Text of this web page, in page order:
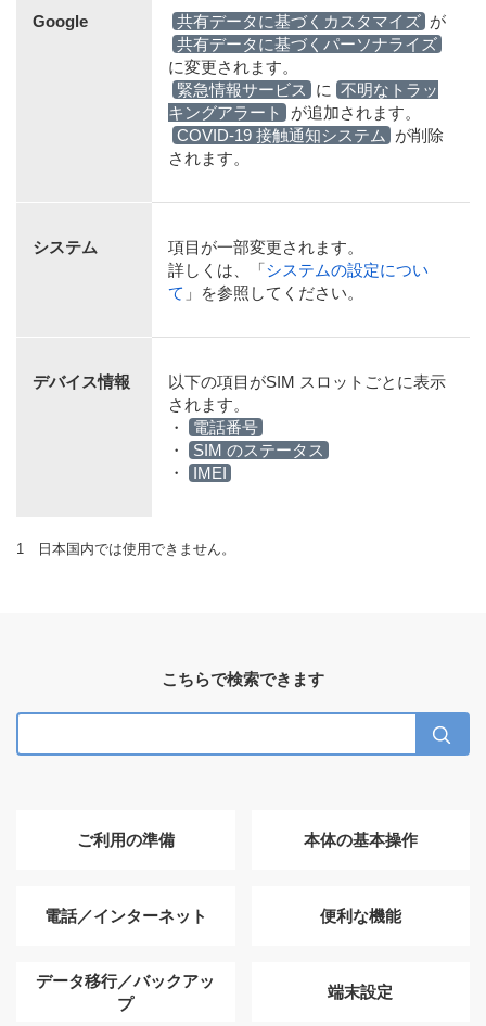
Google 共有データに基づくカスタマイズ が
共有データに基づくパーソナライズ
に変更されます。
緊急情報サービス
に 不明なトラッ
キングアラート
が追加されます。
COVID-19 接触通知システム
が削除
されます。
システム
項目が一部変更されます。
詳しくは、「システムの設定につい
て 」を参照してください。
デバイス情報
以下の項目がSIM スロットごとに表示
されます。
・
電話番号
・
SIM のステータス
・
IMEI
日本国内では使用できません。
こちらで検索できます
ご利用の準備 本体の基本操作
電話／インターネット 便利な機能
データ移行／バックアッ
プ
端末設定